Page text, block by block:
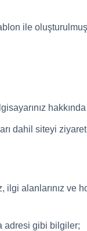
ile
dahil siteyi
alanlarınız ve
adresi gibi bilgiler;